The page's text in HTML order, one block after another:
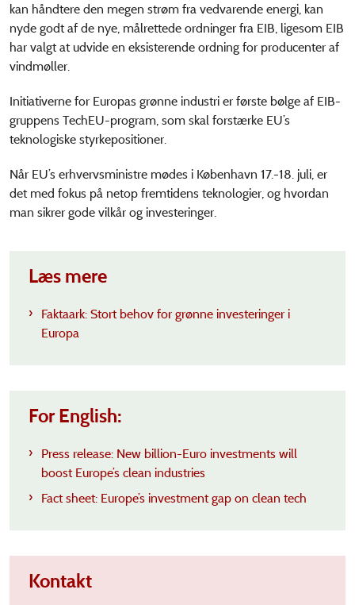
kan håndtere den megen strøm fra vedvarende energi, kan
nyde godt af de nye, målrettede ordninger fra EIB, ligesom EIB
har valgt at udvide en eksisterende ordning for producenter af
vindmøller.
Initiativerne for Europas grønne industri er første bølge af EIB-
gruppens TechEU-program, som skal forstærke EU’s
teknologiske styrkepositioner.
Når EU’s erhvervsministre mødes i København 17.-18. juli, er
det med fokus på netop fremtidens teknologier, og hvordan
man sikrer gode vilkår og investeringer.
Læs mere
Faktaark: Stort behov for grønne investeringer i
Europa
For English:
Press release: New billion-Euro investments will
boost Europe’s clean industries
Fact sheet: Europe’s investment gap on clean tech
Kontakt